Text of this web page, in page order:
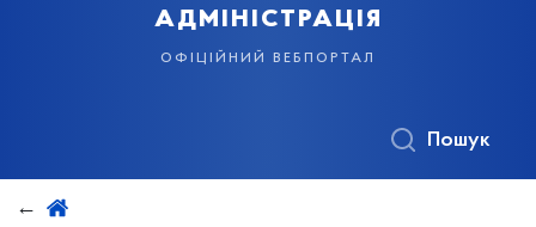
адміністрація
офіційний вебпортал
Пошук